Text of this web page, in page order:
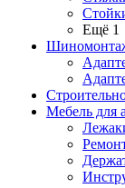
Ещё 1
Мебель для